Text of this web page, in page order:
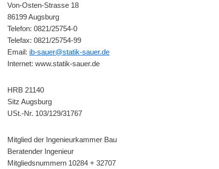
Von-Osten-Strasse 18
86199 Augsburg
Telefon: 0821/25754-0
Telefax: 0821/25754-99
Email: ib-sauer@statik-sauer.de
Internet: www.statik-sauer.de
HRB 21140
Sitz Augsburg
USt.-Nr. 103/129/31767
Mitglied der Ingenieurkammer Bau
Beratender Ingenieur
Mitgliedsnummern 10284 + 32707